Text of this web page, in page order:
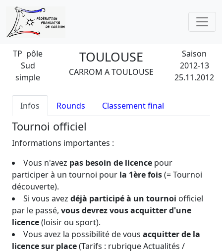
TP pôle
Sud
simple
TOULOUSE
CARROM A TOULOUSE
Saison
2012-13
25.11.2012
Infos Rounds Classement final
Tournoi officiel
Informations importantes :
Vous n'avez pas besoin de licence pour
participer à un tournoi pour la 1ère fois(= Tournoi
découverte).
Si vous avez déjà participé à un tournoi officiel
par le passé, vous devrez vous acquitter d'une
licence(loisir ou sport).
Vous avez la possibilité de vous acquitter de la
licence sur place(Tarifs : rubrique Actualités /